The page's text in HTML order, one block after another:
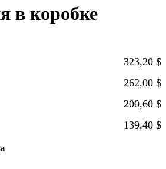
в коробке
323,20 $
262,00 $
200,60 $
139,40 $